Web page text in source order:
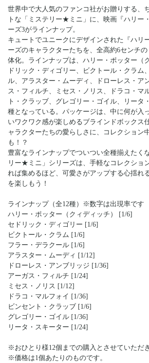
世界中で大人気のファンコ社がお贈りする、
トな「ミステリー★ミニ」に、映画『ハリー
ーズ3がラインナップ。
キュートでユニークにデザインされた『ハリ
ーズのキャラクターたちを、全高約6センチ
体化。ラインナップは、ハリー・ポッター（
ドリック・ディゴリー、ビクトール・クラム
ル、アラスター・ムーディ、ドローレス・ア
ス・フィルチ、ミセス・ノリス、ドラコ・マ
ト・クラッブ、グレゴリー・ゴイル、リータ
種となっている。パッケージは、中に何が入
いワクワク感が楽しめるブラインドボックス
ャラクターたちの愛らしさに、コレクション
も！？
豊富なラインナップでついつい全種揃えたく
リー★ミニ」シリーズは、手軽なコレクショ
れば集めるほど、可愛さがアップする心揺れ
を楽しもう！
ラインナップ（全12種）※数字は出現率です
ハリー・ポッター（クィディッチ） [1/6]
セドリック・ディゴリー [1/6]
ビクトール・クラム [1/6]
フラー・デラクール [1/6]
アラスター・ムーディ [1/12]
ドローレス・アンブリッジ [1/36]
アーガス・フィルチ [1/24]
ミセス・ノリス [1/12]
ドラコ・マルフォイ [1/36]
ビンセント・クラッブ [1/6]
グレゴリー・ゴイル [1/36]
リータ・スキーター [1/24]
※おひとり様12個までの購入とさせていただ
※価格は1個あたりのものです。